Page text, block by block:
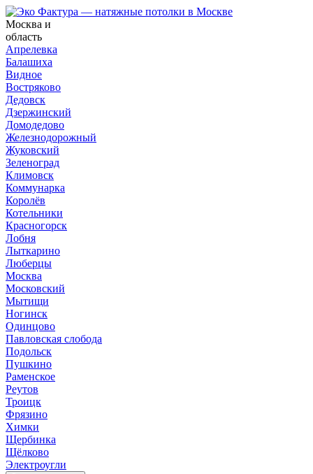
Москва и
область
Апрелевка
Балашиха
Видное
Востряково
Дедовск
Дзержинский
Домодедово
Железнодорожный
Жуковский
Зеленоград
Климовск
Коммунарка
Королёв
Котельники
Красногорск
Лобня
Лыткарино
Люберцы
Москва
Московский
Мытищи
Ногинск
Одинцово
Павловская слобода
Подольск
Пушкино
Раменское
Реутов
Троицк
Фрязино
Химки
Щербинка
Щёлково
Электроугли